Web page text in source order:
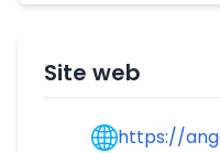
Site web
https://